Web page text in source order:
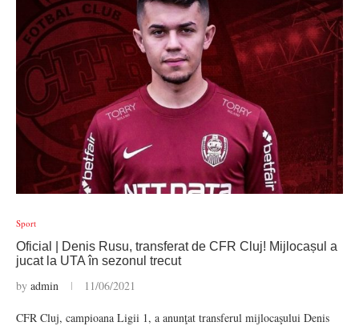
Sport
Oficial | Denis Rusu, transferat de CFR Cluj! Mijlocașul a
jucat la UTA în sezonul trecut
by admin 11/06/2021
CFR Cluj, campioana Ligii 1, a anunţat transferul mijlocaşului Denis